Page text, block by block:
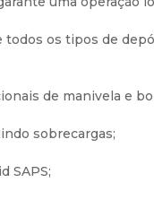
todos os tipos de
de manivela e
sobrecargas;
SAPS;